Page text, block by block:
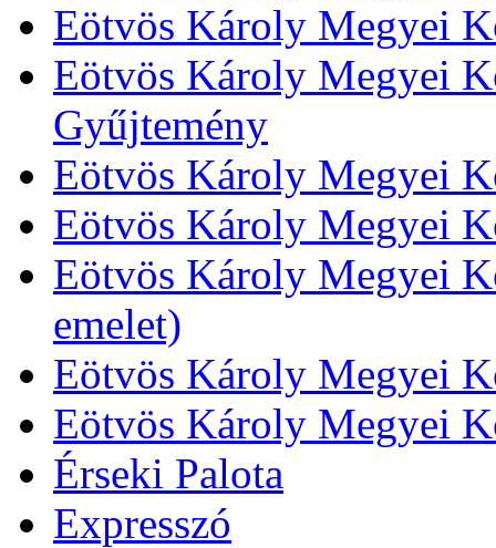
Eötvös Károly Megyei
Eötvös Károly Megyei
Gyűjtemény
Eötvös Károly Megyei
Eötvös Károly Megyei
Eötvös Károly Megyei
emelet)
Eötvös Károly Megyei
Eötvös Károly Megyei
Érseki Palota
Expresszó